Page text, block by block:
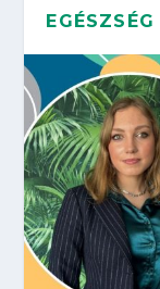
EGÉSZSÉG